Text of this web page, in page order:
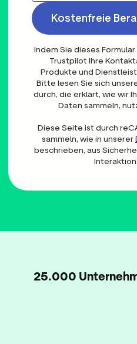
Kostenfreie
Indem Sie dieses
Trustpilot Ihre
Produkte und
Bitte lesen Sie sich
durch, die erklärt, wie wir
Daten sammeln,
Diese Seite ist durch
sammeln, wie in unserer
beschrieben, aus
25.000